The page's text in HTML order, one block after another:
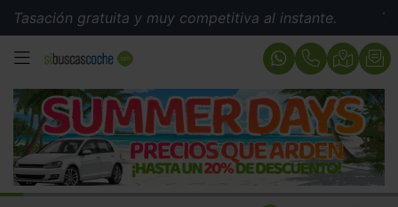
gratuita y muy competitiva al instante.
MENÚ